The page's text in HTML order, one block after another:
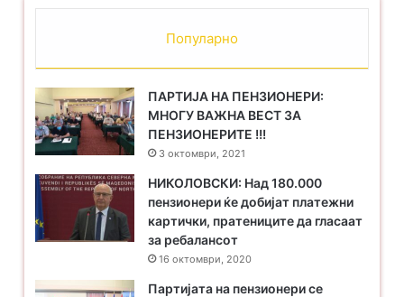
Популарно
ПАРТИЈА НА ПЕНЗИОНЕРИ:
МНОГУ ВАЖНА ВЕСТ ЗА
ПЕНЗИОНЕРИТЕ !!!
3 октомври, 2021
НИКОЛОВСКИ: Над 180.000
пензионери ќе добијат платежни
картички, пратениците да гласаат
за ребалансот
16 октомври, 2020
Партијата на пензионери се